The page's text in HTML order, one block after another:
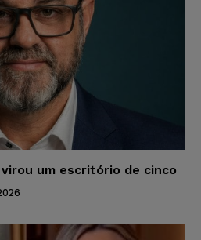
um escritório de cinco